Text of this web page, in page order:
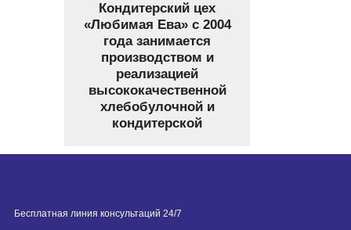
Кондитерский цех
«Любимая Ева» с 2004
года занимается
производством и
реализацией
высококачественной
хлебобулочной и
кондитерской
ассортименте.
изделий в ряд
супермаркетов,
Бесплатная линия консультаций 24/7